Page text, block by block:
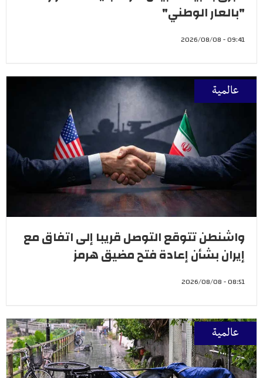
"بالعار الوطني"
09:41 - 2026/08/08
عالمية
واشنطن تتوقع التوصل قريبا إلى اتفاق مع
إيران بشأن إعادة فتح مضيق هرمز
08:51 - 2026/08/08
عالمية